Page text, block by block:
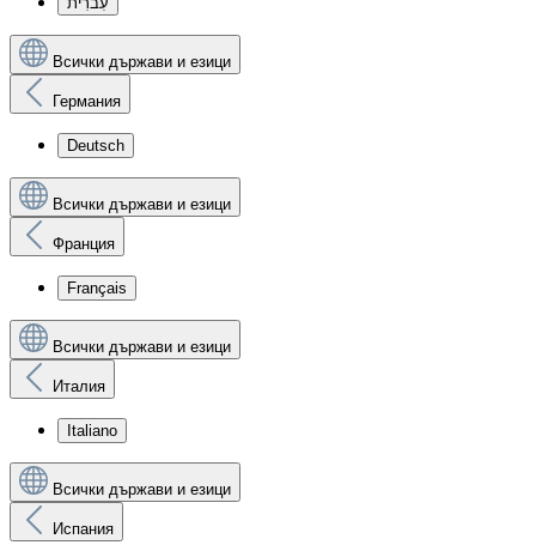
Всички държави и езици
Германия
Deutsch
Всички държави и езици
Франция
Français
Всички държави и езици
Италия
Italiano
Всички държави и езици
Испания